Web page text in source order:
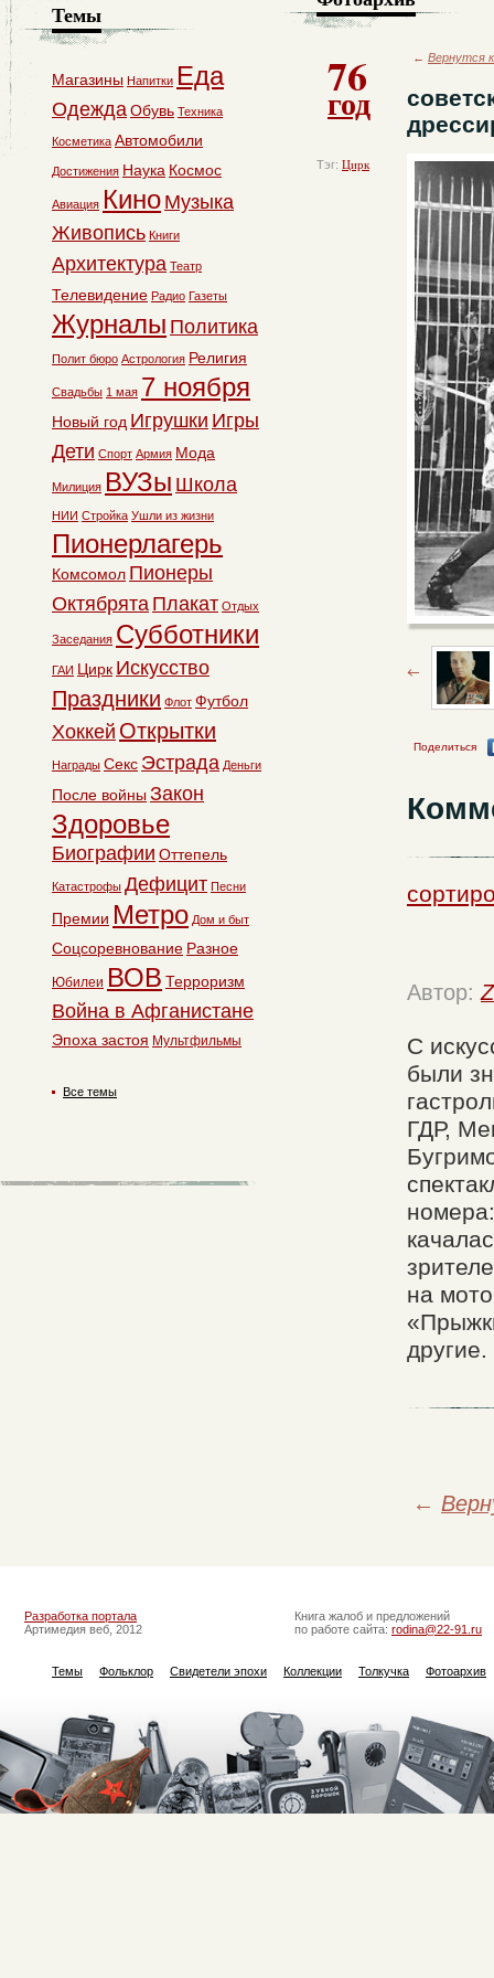
76
год
Тэг: Цирк
← Вернутся
Поделиться
Автор:
С
были
ГДР,
на
другие.
←
Темы
Магазины Напитки Еда
ОдеждаОбувь Техника
Косметика Автомобили
Достижения Наука Космос
Авиация Кино Музыка
Живопись Книги
Архитектура Театр
Телевидение Радио Газеты
Журналы Политика
Полит бюро Астрология Религия
Свадьбы 1 мая 7 ноября
Новый год Игрушки Игры
Дети Спорт Армия Мода
Милиция ВУЗы Школа
НИИ Стройка Ушли из жизни
Пионерлагерь
Комсомол Пионеры
Октябрята Плакат Отдых
Заседания Субботники
ГАИ Цирк Искусство
Праздники Флот Футбол
Хоккей Открытки
Награды Секс Эстрада Деньги
После войны Закон
Здоровье
Биографии Оттепель
Катастрофы Дефицит Песни
Премии Метро Дом и быт
Соцсоревнование Разное
Юбилеи ВОВ Терроризм
Война в Афганистане
Эпоха застоя Мультфильмы
Все темы
Разработка портала
Артимедия веб, 2012
Книга жалоб и предложений
по работе сайта: rodina@22-91.ru
Темы Фольклор Свидетели эпохи Коллекции Толкучка Фотоархив